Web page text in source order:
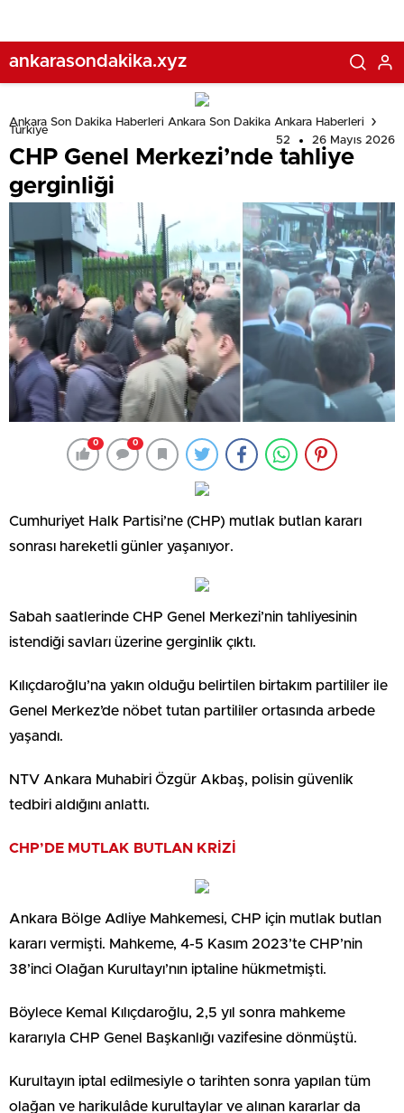
ankarasondakika.xyz
Ankara Son Dakika Haberleri Ankara Son Dakika Ankara Haberleri
Türkiye
52
26 Mayıs 2026
CHP Genel Merkezi’nde tahliye
gerginliği
0 0
Cumhuriyet Halk Partisi’ne (CHP) mutlak butlan kararı
sonrası hareketli günler yaşanıyor.
Sabah saatlerinde CHP Genel Merkezi’nin tahliyesinin
istendiği savları üzerine gerginlik çıktı.
Kılıçdaroğlu’na yakın olduğu belirtilen birtakım partililer ile
Genel Merkez’de nöbet tutan partililer ortasında arbede
yaşandı.
NTV Ankara Muhabiri Özgür Akbaş, polisin güvenlik
tedbiri aldığını anlattı.
CHP’DE MUTLAK BUTLAN KRİZİ
Ankara Bölge Adliye Mahkemesi, CHP için mutlak butlan
kararı vermişti. Mahkeme, 4-5 Kasım 2023’te CHP’nin
38’inci Olağan Kurultayı’nın iptaline hükmetmişti.
Böylece Kemal Kılıçdaroğlu, 2,5 yıl sonra mahkeme
kararıyla CHP Genel Başkanlığı vazifesine dönmüştü.
Kurultayın iptal edilmesiyle o tarihten sonra yapılan tüm
olağan ve harikulâde kurultaylar ve alınan kararlar da